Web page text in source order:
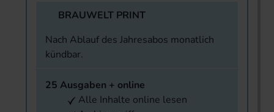
BRAUWELT PRINT
Nach Ablauf des Jahresabos monatlich
kündbar.
25 Ausgaben + online
Alle Inhalte online lesen